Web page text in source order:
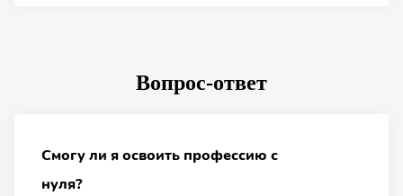
Вопрос-ответ
Смогу ли я освоить профессию с
нуля?